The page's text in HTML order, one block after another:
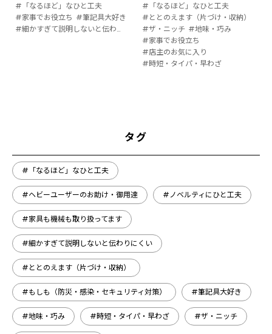
#「なるほど」なひと工夫
#家事でお役立ち #筆記具大好き
#細かすぎて説明しないと伝わりにくい
#「なるほど」なひと工夫
#ととのえます（片づけ・収納）
#ザ・ニッチ #地味・巧み
#家事でお役立ち
#店主のお気に入り
#時短・タイパ・早わざ
タグ
#「なるほど」なひと工夫
#ヘビーユーザーのお助け・御用達 #ノベルティにひと工夫
#家具も機械も取り扱ってます
#細かすぎて説明しないと伝わりにくい
#ととのえます（片づけ・収納）
#もしも（防災・感染・セキュリティ対策） #筆記具大好き
#地味・巧み #時短・タイパ・早わざ #ザ・ニッチ